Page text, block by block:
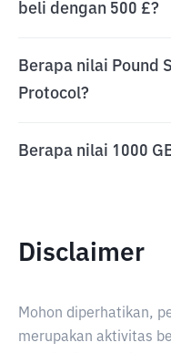
beli dengan 500 £?
Berapa nilai Pound
Protocol?
Berapa nilai 1000
Disclaimer
Mohon diperhatikan,
merupakan aktivitas